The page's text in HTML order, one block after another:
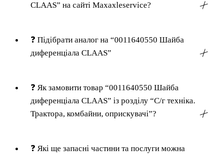
CLAAS” на сайті Maxaxleservice?
╳
❓ Підібрати аналог на “0011640550 Шайба
диференціала CLAAS”
╳
❓ Як замовити товар “0011640550 Шайба
диференціала CLAAS” із розділу “С/г техніка.
Трактора, комбайни, оприскувачі”?
╳
❓ Які ще запасні частини та послуги можна